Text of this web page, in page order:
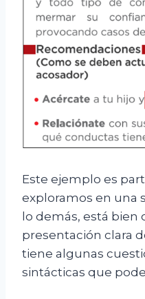
Este ejemplo es
exploramos en una
lo demás, está bien
presentación clara
tiene algunas
sintácticas que